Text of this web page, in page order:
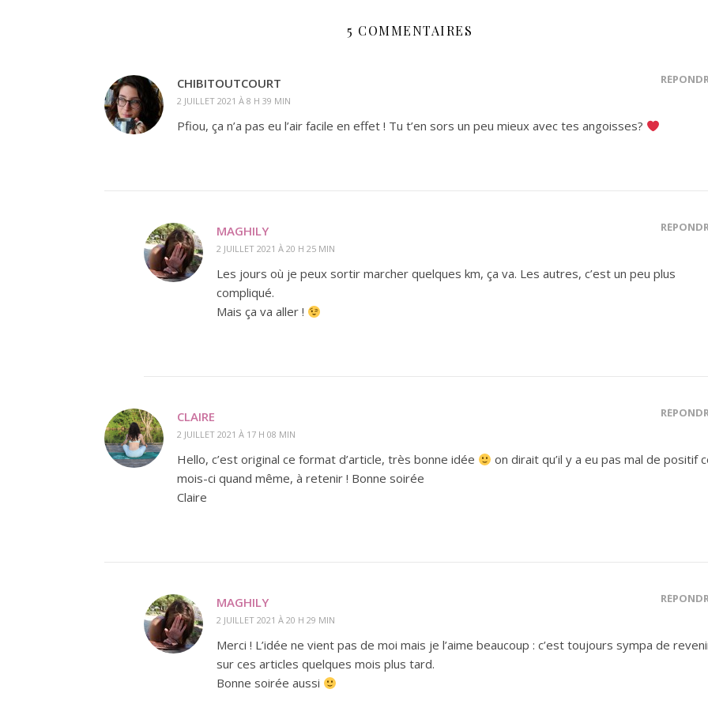
5 COMMENTAIRES
CHIBITOUTCOURT
2 JUILLET 2021 À 8 H 39 MIN
Pfiou, ça n’a pas eu l’air facile en effet ! Tu t’en sors un peu mieux avec tes angoisses?
MAGHILY
2 JUILLET 2021 À 20 H 25 MIN
Les jours où je peux sortir marcher quelques km, ça va. Les autres, c’est un peu plus
compliqué.
Mais ça va aller !
CLAIRE
2 JUILLET 2021 À 17 H 08 MIN
Hello, c’est original ce format d’article, très bonne idée
on dirait qu’il y a eu pas mal de positif
mois-ci quand même, à retenir ! Bonne soirée
Claire
MAGHILY
2 JUILLET 2021 À 20 H 29 MIN
Merci ! L’idée ne vient pas de moi mais je l’aime beaucoup : c’est toujours sympa de
sur ces articles quelques mois plus tard.
Bonne soirée aussi